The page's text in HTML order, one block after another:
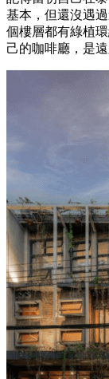
基本，但還沒遇
個樓層都有綠植
己的咖啡廳，是